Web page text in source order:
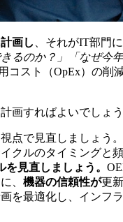
画し 、それがIT部門
るのか？」「なぜ今
コスト（OpEx）の
画すればよいでしょ
点で見直しましょう。
クルのタイミングと頻
見直しましょう。
、 機器の信頼性が更
を最適化し、インフ